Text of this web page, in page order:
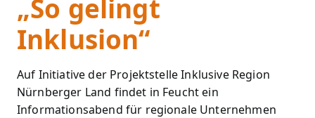
„So gelingt
Inklusion“
Auf Initiative der Projektstelle Inklusive Region
Nürnberger Land findet in Feucht ein
Informationsabend für regionale Unternehmen